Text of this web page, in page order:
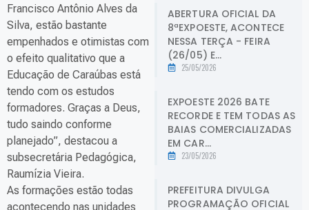
Francisco Antônio Alves da
Silva, estão bastante
empenhados e otimistas com
o efeito qualitativo que a
Educação de Caraúbas está
tendo com os estudos
formadores. Graças a Deus,
tudo saindo conforme
planejado”, destacou a
subsecretária Pedagógica,
Raumízia Vieira.
As formações estão todas
acontecendo nas unidades
ABERTURA OFICIAL DA
8ªEXPOESTE, ACONTECE
NESSA TERÇA - FEIRA
(26/05) E...
25/05/2026
EXPOESTE 2026 BATE
RECORDE E TEM TODAS AS
BAIAS COMERCIALIZADAS
EM CAR...
23/05/2026
PREFEITURA DIVULGA
PROGRAMAÇÃO OFICIAL